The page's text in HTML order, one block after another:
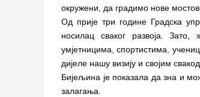
окружени, да градимо нове
Од прије три године Градска
носилац сваког развоја.
умјетницима, спортистима,
дијеле нашу визију и својим
Бијељина је показала да зна и
залагања.